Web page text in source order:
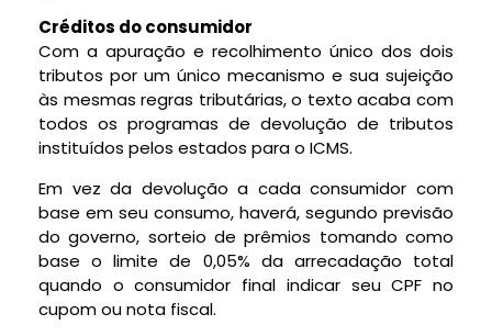
Créditos do consumidor
Com a apuração e recolhimento único dos dois
tributos por um único mecanismo e sua sujeição
às mesmas regras tributárias, o texto acaba com
todos os programas de devolução de tributos
instituídos pelos estados para o ICMS.
Em vez da devolução a cada consumidor com
base em seu consumo, haverá, segundo previsão
do governo, sorteio de prêmios tomando como
base o limite de 0,05% da arrecadação total
quando o consumidor final indicar seu CPF no
cupom ou nota fiscal.